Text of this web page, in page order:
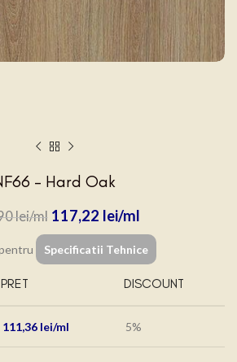
– Hard Oak
lei 117,22 lei
Specificatii Tehnice
PRET DISCOUNT
111,36 lei 5%